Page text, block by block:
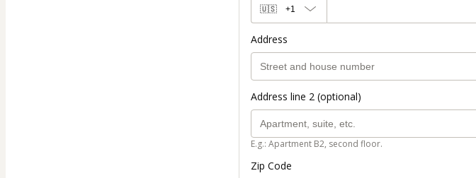
🇺🇸 +1
Address
Address line 2 (optional)
E.g.: Apartment B2, second floor.
Zip Code